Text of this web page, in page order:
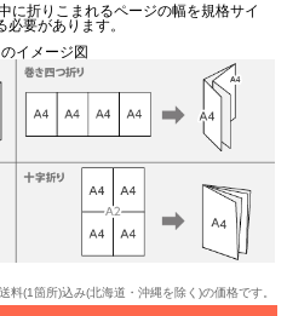
に折りこまれるページの幅を規格サイ
必要があります。
イメージ図
料(1箇所)込み(北海道・沖縄を除く)の価格です。